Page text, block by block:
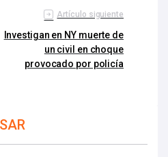
Artículo siguiente
Investigan en NY muerte de
un civil en choque
provocado por policía